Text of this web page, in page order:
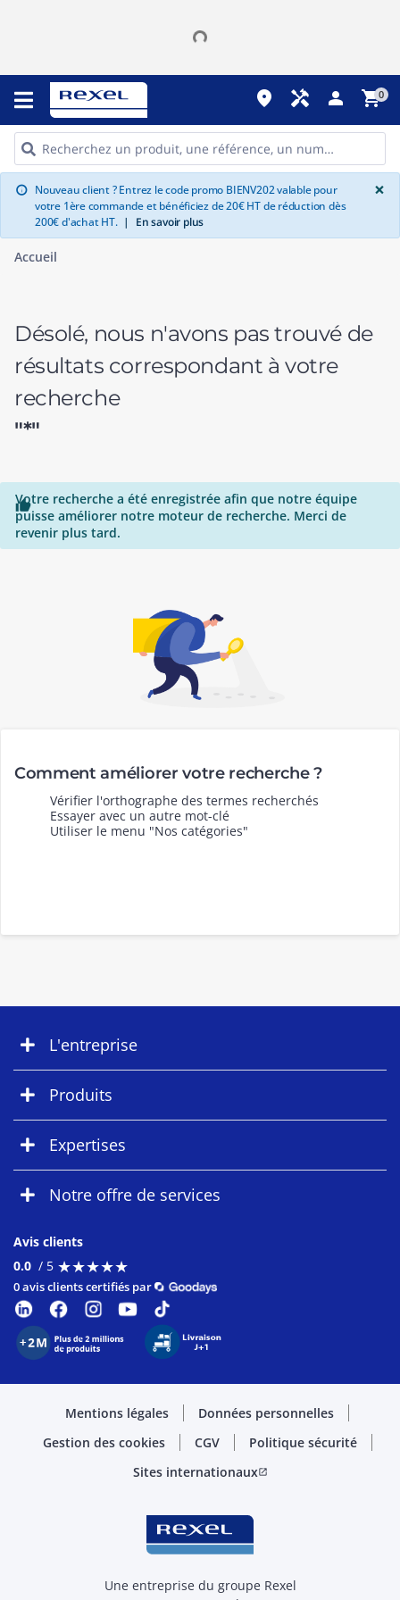
place handyman person shopping_cart0
info Nouveau client ? Entrez le code promo BIENV202 valable pour
votre 1ère commande et bénéficiez de 20€ HT de réduction dès
200€ d'achat HT. | En savoir plus
×
Accueil
Désolé, nous n'avons pas trouvé de
résultats correspondant à votre
recherche
"*"

Votre recherche a été enregistrée afin que notre équipe
puisse améliorer notre moteur de recherche. Merci de
revenir plus tard.
Comment améliorer votre recherche ?
Vérifier l'orthographe des termes recherchés
Essayer avec un autre mot-clé
Utiliser le menu "Nos catégories"
L'entreprise
Produits
Expertises
Notre offre de services
Avis clients
0.0 / 5 ★★★★★
★★★★★
0 avis clients certifiés par
Mentions légales
Données personnelles
Gestion des cookies
CGV
Politique sécurité
Sites internationauxopen_in_new
Une entreprise du groupe Rexel